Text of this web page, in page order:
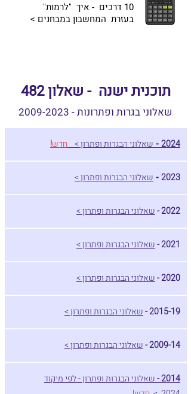
10 דרכים - איך "לרמות"
בעזרת המחשבון במבחנים >
תוכנית ישנה - שאלון 482
שאלוני בגרות ופתרונות - 2009-2023
2024
- שאלוני הבגרות ופתרון > חדש!
2023
- שאלוני הבגרות ופתרון >
2022 - שאלוני הבגרות ופתרון >
2021 - שאלוני הבגרות ופתרון >
2020 - שאלוני הבגרות ופתרון >
2015-19 - שאלוני הבגרות ופתרון >
2009-14 - שאלוני הבגרות ופתרון >
2014 - שאלוני הבגרות ופתרון - לפי מיקוד